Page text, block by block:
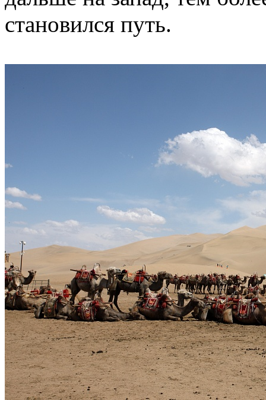
становился путь.